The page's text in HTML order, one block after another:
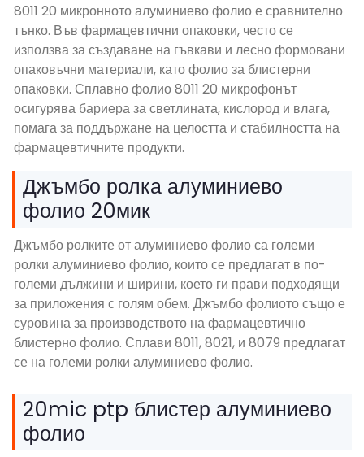
8011 20 микронното алуминиево фолио е сравнително
тънко. Във фармацевтични опаковки, често се
използва за създаване на гъвкави и лесно формовани
опаковъчни материали, като фолио за блистерни
опаковки. Сплавно фолио 8011 20 микрофонът
осигурява бариера за светлината, кислород и влага,
помага за поддържане на целостта и стабилността на
фармацевтичните продукти.
Джъмбо ролка алуминиево
фолио 20мик
Джъмбо ролките от алуминиево фолио са големи
ролки алуминиево фолио, които се предлагат в по-
големи дължини и ширини, което ги прави подходящи
за приложения с голям обем. Джъмбо фолиото също е
суровина за производството на фармацевтично
блистерно фолио. Сплави 8011, 8021, и 8079 предлагат
се на големи ролки алуминиево фолио.
20mic ptp блистер алуминиево
фолио